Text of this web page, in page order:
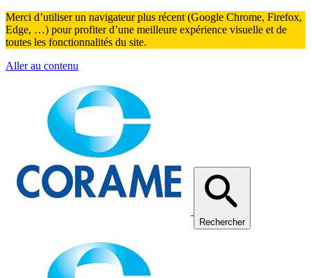
Merci d’utiliser un navigateur plus récent (Google Chrome, Firefox,
Edge, …) pour profiter d’une meilleure expérience visuelle et de
toutes les fonctionnalités du site.
Aller au contenu
Rechercher